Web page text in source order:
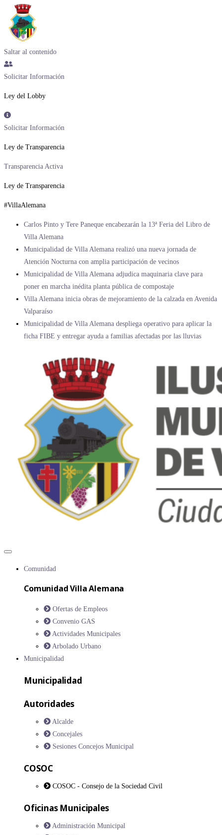
Saltar al contenido
Solicitar Información
Ley del Lobby
Solicitar Información
Ley de Transparencia
Transparencia Activa
Ley de Transparencia
#VillaAlemana
Carlos Pinto y Tere Paneque encabezarán la 13ª Feria del Libro de
Villa Alemana
Municipalidad de Villa Alemana realizó una nueva jornada de
Atención Nocturna con amplia participación de vecinos
Municipalidad de Villa Alemana adjudica maquinaria clave para
poner en marcha inédita planta pública de compostaje
Villa Alemana inicia obras de mejoramiento de la calzada en Avenida
Valparaíso
Municipalidad de Villa Alemana despliega operativo para aplicar la
ficha FIBE y entregar ayuda a familias afectadas por las lluvias
Comunidad
Comunidad Villa Alemana
Ofertas de Empleos
Convenio GAS
Actividades Municipales
Arbolado Urbano
Municipalidad
Municipalidad
Autoridades
Alcalde
Concejales
Sesiones Concejos Municipal
COSOC
COSOC - Consejo de la Sociedad Civil
Oficinas Municipales
Administración Municipal